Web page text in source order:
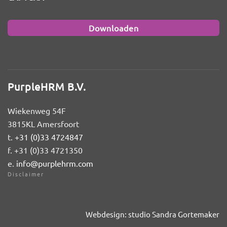
PurpleHRM B.V.
Wiekenweg 54F
3815KL Amersfoort
t. +31 (0)33 4724847
f. +31 (0)33 4721350
e. info@purplehrm.com
Disclaimer
Webdesign: studio Sandra Gortemaker